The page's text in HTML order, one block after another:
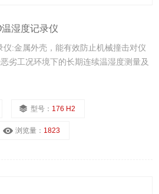
湿度记录仪
:金属外壳，能有效防止机械撞击对仪
劣工况环境下的长期连续温湿度测量及
型号： 176 H2
浏览量： 1823